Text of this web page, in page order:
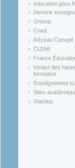
education.gouv.fr
(link is
Devenir
(link is external)
Onisep
(link is external)
Cned
(link is external)
Réseau Canopé
(link is external)
CLEMI
(link is
France
(link is
Institut des
formation
(link is
Enseignement
(link is
Sites
(link is external)
Viaéduc